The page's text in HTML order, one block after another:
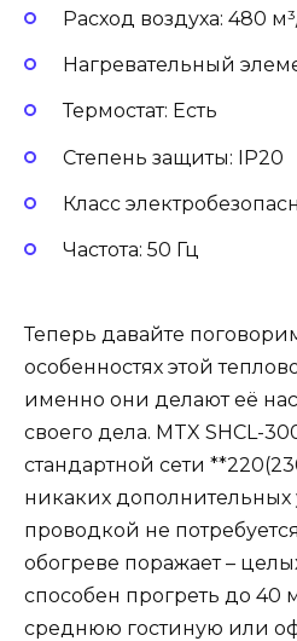
Расход воздуха: 480
Нагревательный
Термостат: Есть
Степень защиты: IP20
Класс
Частота: 50 Гц
Теперь давайте
особенностях этой
именно они делают её
своего дела. MTX SHCL-
стандартной сети
никаких
проводкой не
обогреве поражает –
способен прогреть до 40
среднюю гостиную или